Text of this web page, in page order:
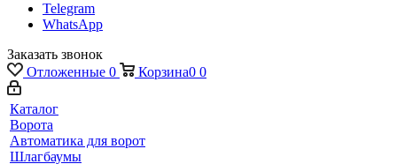
Telegram
WhatsApp
Заказать звонок
Отложенные 0 Корзина0 0
Каталог
Ворота
Автоматика для ворот
Шлагбаумы